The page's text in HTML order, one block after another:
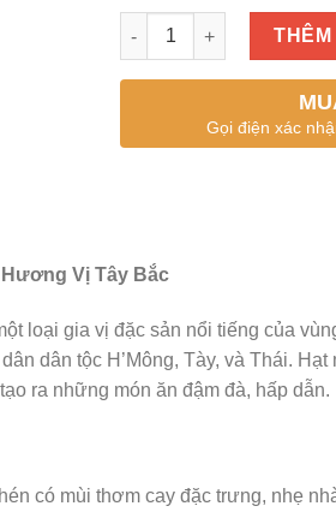
HẠT MẮC KHÉN số lượng
THÊM
Gọi điện xác
Vị Tây Bắc
loại gia vị đặc sản nổi tiếng của
dân tộc H’Mông, Tày, và Thái.
ra những món ăn đậm đà, hấp dẫn.
có mùi thơm cay đặc trưng, nhẹ